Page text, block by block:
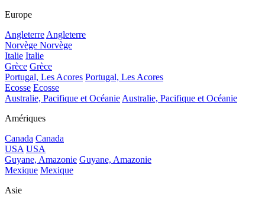
Europe
Angleterre Angleterre
Norvège Norvège
Italie Italie
Grèce Grèce
Portugal, Les Acores Portugal, Les Acores
Ecosse Ecosse
Australie, Pacifique et Océanie Australie, Pacifique et Océanie
Amériques
Canada Canada
USA USA
Guyane, Amazonie Guyane, Amazonie
Mexique Mexique
Asie